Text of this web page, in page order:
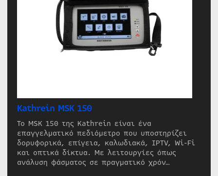
Kathrein MSK 150
Το MSK 150 της Kathrein είναι ένα
επαγγελματικό πεδιόμετρο που υποστηρίζει
δορυφορικά, επίγεια, καλωδιακά, IPTV, Wi-Fi
και οπτικά δίκτυα. Με λειτουργίες όπως
ανάλυση φάσματος σε πραγματικό χρόν…